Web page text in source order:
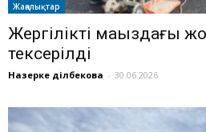
Жаңалықтар
Жергілікті маңыздағы
тексерілді
Назерке Әділбекова - 30.06.2026